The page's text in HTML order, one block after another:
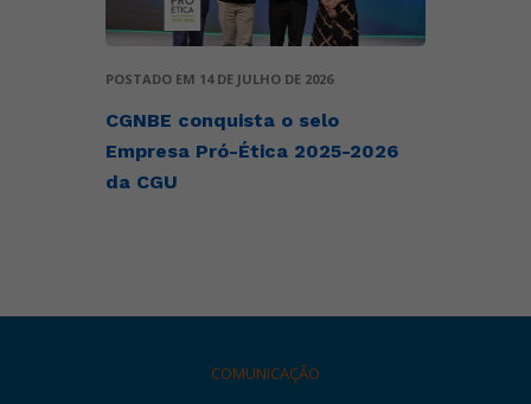
POSTADO EM 14 DE JULHO DE 2026
CGNBE conquista o selo
Empresa Pró-Ética 2025-2026
da CGU
COMUNICAÇÃO